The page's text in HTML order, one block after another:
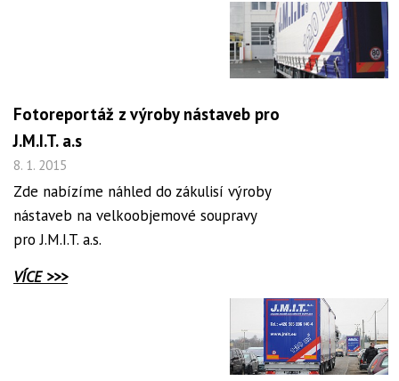
Fotoreportáž z výroby nástaveb pro
J.M.I.T. a.s
8. 1. 2015
Zde nabízíme náhled do zákulisí výroby
nástaveb na velkoobjemové soupravy
pro J.M.I.T. a.s.
VÍCE >>>